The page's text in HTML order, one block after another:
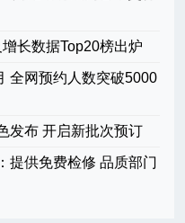
长数据Top20榜出炉
全网预约人数突破5000
发布 开启新批次预订
提供免费检修 品质部门